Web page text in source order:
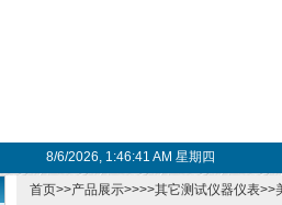
8/6/2026, 1:46:42 AM 星期四
首页>>产品展示>>>>其它测试仪器仪表>>